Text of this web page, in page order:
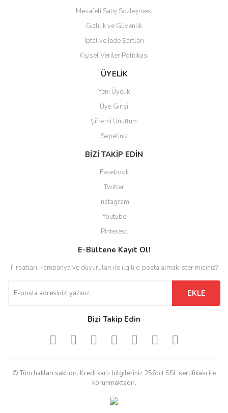
Mesafeli Satış Sözleşmesi
Gizlilik ve Güvenlik
İptal ve İade Şartları
Kişisel Veriler Politikası
ÜYELİK
Yeni Üyelik
Üye Girişi
Şifremi Unuttum
Sepetiniz
BİZİ TAKİP EDİN
Facebook
Twitter
Instagram
Youtube
Pinterest
E-Bültene Kayıt Ol!
Fırsatları, kampanya ve duyuruları ile ilgili e-posta almak ister misiniz?
EKLE
Bizi Takip Edin
© Tüm hakları saklıdır. Kredi kartı bilgileriniz 256bit SSL sertifikası ile
korunmaktadır.